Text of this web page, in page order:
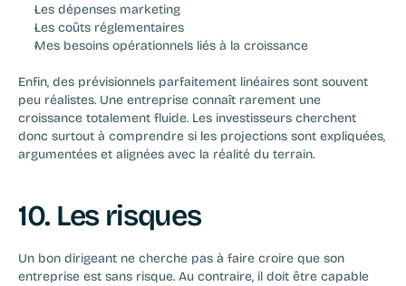
Les dépenses marketing
Les coûts réglementaires
Mes besoins opérationnels liés à la croissance
Enfin, des prévisionnels parfaitement linéaires sont souvent
peu réalistes. Une entreprise connaît rarement une
croissance totalement fluide. Les investisseurs cherchent
donc surtout à comprendre si les projections sont expliquées,
argumentées et alignées avec la réalité du terrain.
10. Les risques
Un bon dirigeant ne cherche pas à faire croire que son
entreprise est sans risque. Au contraire, il doit être capable